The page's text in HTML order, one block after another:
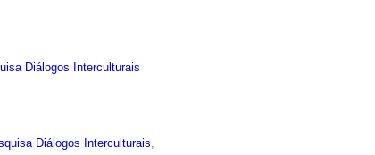
Diálogos Interculturais
Diálogos Interculturais,